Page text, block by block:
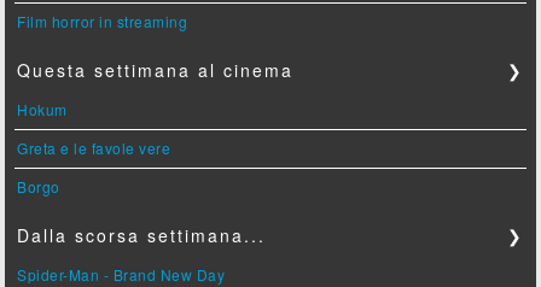
Film horror in streaming
Questa settimana al cinema ❯
Hokum
Greta e le favole vere
Borgo
Dalla scorsa settimana... ❯
Spider-Man - Brand New Day